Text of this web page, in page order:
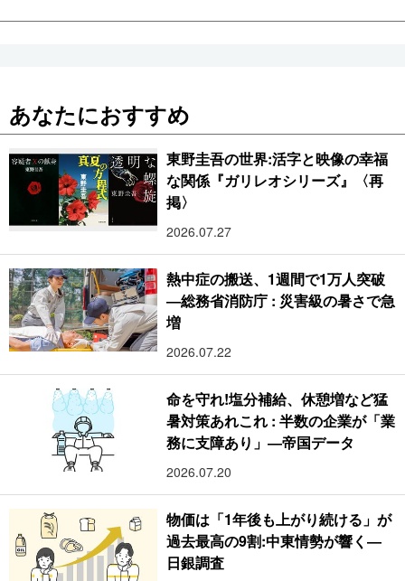
あなたにおすすめ
東野圭吾の世界:活字と映像の幸福
な関係『ガリレオシリーズ』〈再
掲〉
2026.07.27
熱中症の搬送、1週間で1万人突破
―総務省消防庁 : 災害級の暑さで急
増
2026.07.22
命を守れ!塩分補給、休憩増など猛
暑対策あれこれ : 半数の企業が「業
務に支障あり」―帝国データ
2026.07.20
物価は「1年後も上がり続ける」が
過去最高の9割:中東情勢が響く―
日銀調査